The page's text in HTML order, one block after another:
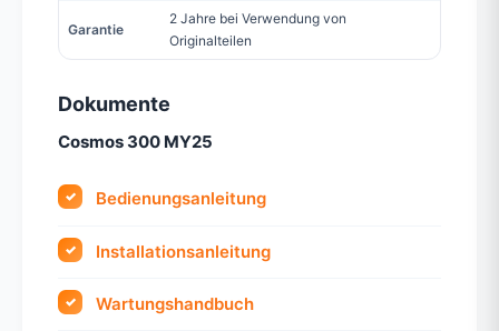
Garantie
2 Jahre bei Verwendung von
Originalteilen
Dokumente
Cosmos 300 MY25
Bedienungsanleitung
Installationsanleitung
Wartungshandbuch